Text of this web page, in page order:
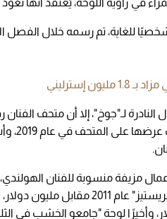
في زاوية اللوحة، يُعتقد أنها تعود
للغاية، تم رسمه خلال الفصل
إسترليني
لـ"جوخ"، إلا أن متحف
بأصلية اللوحة أو
عن ثلاث أعمال مزيفة منسوبة للفنان
عالمية، لعل أبرزها لوحة "امرأة فلاحة"، التي بيعت في
المزاد ونفس العام مقابل 993 ألف دولار، وأخيرًا لوحة